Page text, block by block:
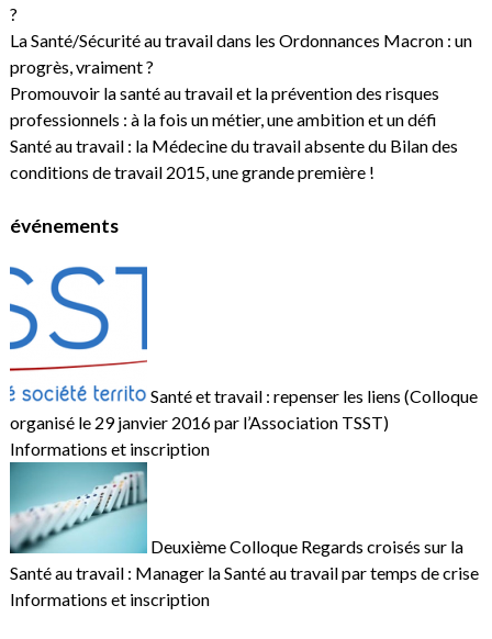
?
La Santé/Sécurité au travail dans les Ordonnances Macron : un
progrès, vraiment ?
Promouvoir la santé au travail et la prévention des risques
professionnels : à la fois un métier, une ambition et un défi
Santé au travail : la Médecine du travail absente du Bilan des
conditions de travail 2015, une grande première !
événements
Santé et travail : repenser les liens (Colloque
organisé le 29 janvier 2016 par l’Association TSST)
Informations et inscription
Deuxième Colloque Regards croisés sur la
Santé au travail : Manager la Santé au travail par temps de crise
Informations et inscription